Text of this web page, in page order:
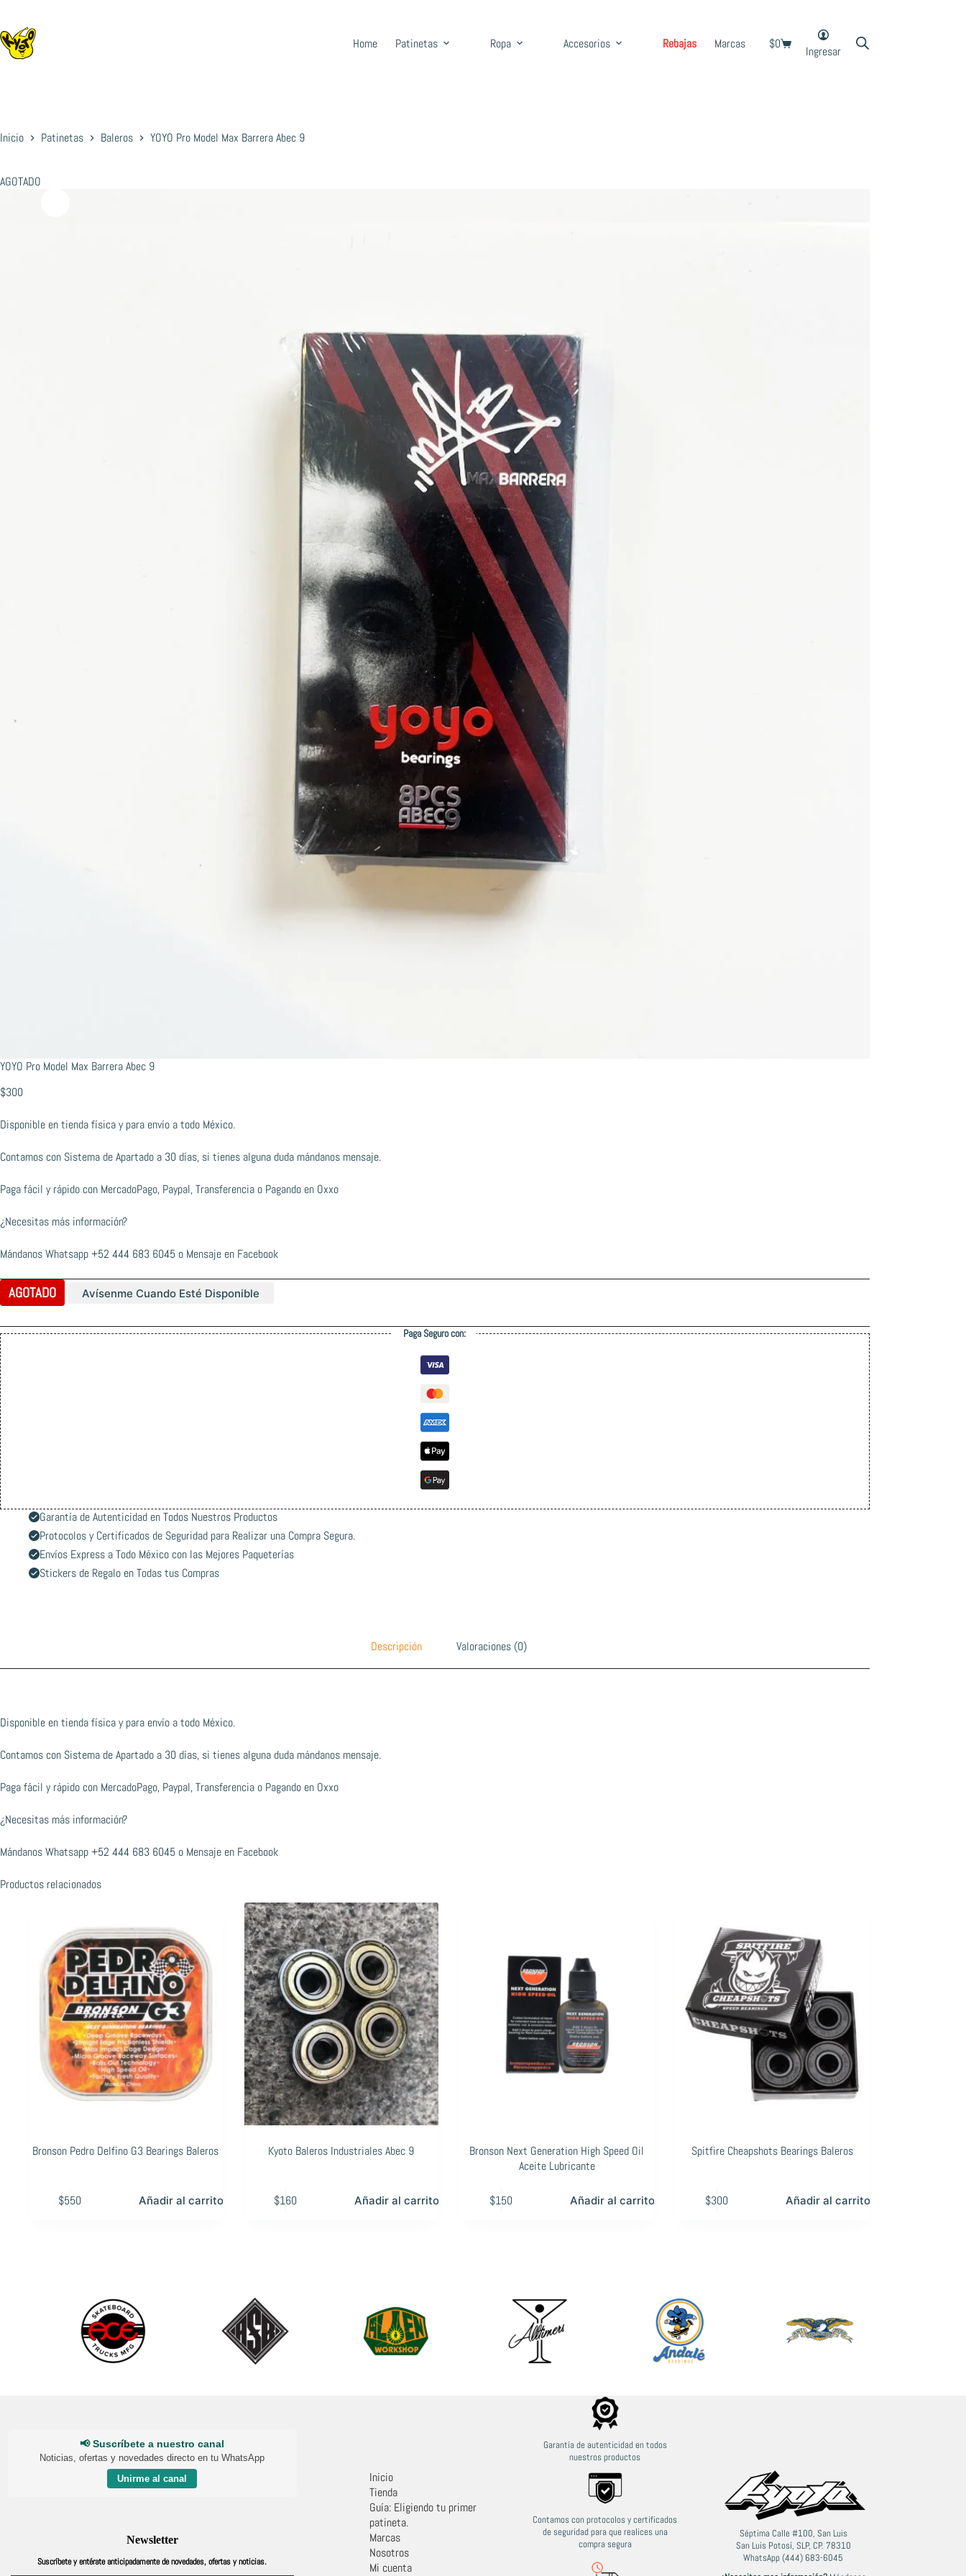
contenido
Home Patinetas Ropa Accesorios Rebajas Marcas
Shopping
$0
Ingresar
Inicio Patinetas Baleros YOYO Pro Model Max Barrera Abec 9
AGOTADO
YOYO Pro Model Max Barrera Abec 9
$300
Disponible en tienda física y para envío a todo México.
Contamos con Sistema de Apartado a 30 días, si tienes alguna duda mándanos mensaje.
Paga fácil y rápido con MercadoPago, Paypal, Transferencia o Pagando en Oxxo
¿Necesitas más información?
Mándanos Whatsapp+52 444 683 6045 o Mensaje en Facebook
AGOTADO Avísenme Cuando Esté Disponible
Paga Seguro con:
Garantía de Autenticidad en Todos Nuestros Productos
Protocolos y Certificados de Seguridad para Realizar una Compra Segura.
Envíos Express a Todo México con las Mejores Paqueterías
Stickers de Regalo en Todas tus Compras
Descripción Valoraciones (0)
Disponible en tienda física y para envío a todo México.
Contamos con Sistema de Apartado a 30 días, si tienes alguna duda mándanos mensaje.
Paga fácil y rápido con MercadoPago, Paypal, Transferencia o Pagando en Oxxo
¿Necesitas más información?
Mándanos Whatsapp+52 444 683 6045 o Mensaje en Facebook
Productos relacionados
Bronson Pedro Delfino G3 Bearings Baleros
$550 Añadir al carrito
Kyoto Baleros Industriales Abec 9
$160 Añadir al carrito
Bronson Next Generation High Speed Oil
Aceite Lubricante
$150 Añadir al carrito
Spitfire Cheapshots Bearings Baleros
$300 Añadir al carrito
📢 Suscríbete a nuestro canal
Noticias, ofertas y novedades directo en tu WhatsApp
Unirme al canal
Newsletter
Suscríbete y entérate anticipadamente de novedades, ofertas y noticias.
Inicio
Tienda
Guía: Eligiendo tu primer
patineta.
Marcas
Nosotros
Mi cuenta
Garantía de autenticidad en todos
nuestros productos
Contamos con protocolos y certificados
de seguridad para que realices una
compra segura
Séptima Calle #100, San Luis
San Luis Potosí, SLP, CP. 78310
WhatsApp (444) 683-6045